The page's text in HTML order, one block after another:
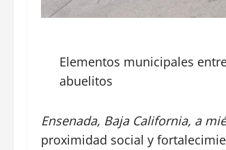
Elementos municipales
abuelitos
Ensenada, Baja California, a
proximidad social y